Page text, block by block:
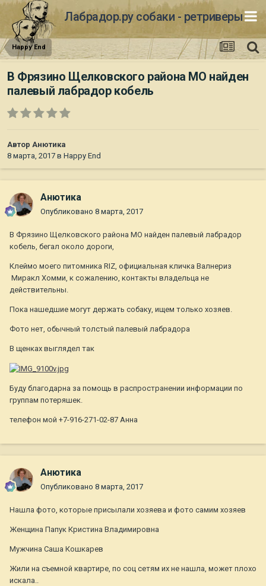
Лабрадор.ру собаки - ретриверы
Happy End
В Фрязино Щелковского района МО найден
палевый лабрадор кобель
Автор Анютика
8 марта, 2017 в Happy End
Анютика
Опубликовано 8 марта, 2017
В Фрязино Щелковского района МО найден палевый лабрадор
кобель, бегал около дороги,
Клеймо моего питомника RIZ, официальная кличка Валнериз
Миракл Хомми, к сожалению, контакты владельца не
действительны.
Пока нашедшие могут держать собаку, ищем только хозяев.
Фото нет, обычный толстый палевый лабрадора
В щенках выглядел так
Буду благодарна за помощь в распространении информации по
группам потеряшек.
телефон мой +7-916-271-02-87 Анна
Анютика
Опубликовано 8 марта, 2017
Нашла фото, которые присылали хозяева и фото самим хозяев
Женщина Папук Кристина Владимировна
Мужчина Саша Кошкарев
Жили на съемной квартире, по соц сетям их не нашла, может плохо
искала..